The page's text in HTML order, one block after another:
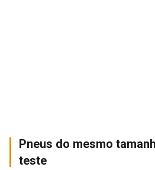
Pneus do mesmo
teste